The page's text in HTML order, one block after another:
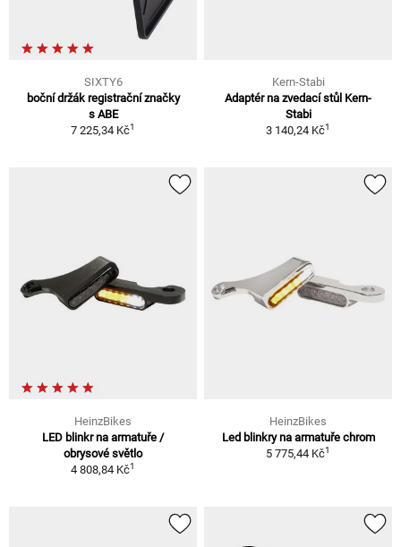
SIXTY6
boční držák registrační značky
s ABE
7 225,34 Kč1
Kern-Stabi
Adaptér na zvedací stůl Kern-
Stabi
3 140,24 Kč1
HeinzBikes
LED blinkr na armatuře /
obrysové světlo
4 808,84 Kč1
HeinzBikes
Led blinkry na armatuře chrom
5 775,44 Kč1